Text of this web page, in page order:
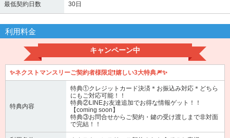
最低契約日数 30日
利用料金
キャンペーン中
✨ネクストマンスリーご契約者様限定❗嬉しい3大特典🎆✨
特典内容
特典①クレジットカード決済＊お振込み対応＊どちら
にもご対応可能！！
特典②LINEお友達追加でお得な情報ゲット！！
【coming soon】
特典③お問合せからご契約・鍵の受け渡しまで非対面
で完結！！